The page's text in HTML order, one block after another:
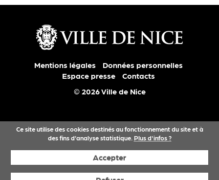
Mentions légales
Données personnelles
Espace presse
Contacts
© 2026 Ville de Nice
Ce site utilise des cookies destinés au fonctionnement du site et à
des fins d’analyse statistique. Plus d'infos ?
Accepter